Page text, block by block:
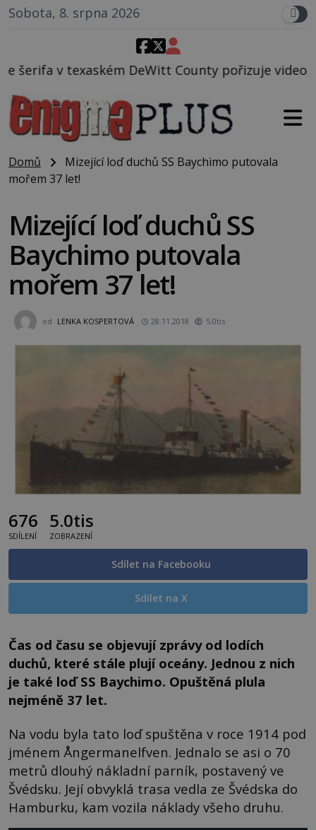
Sobota, 8. srpna 2026
County pořizuje video, na kterém před
Domů
Mizející loď duchů SS Baychimo putovala
mořem 37 let!
Mizející loď duchů SS
Baychimo putovala
mořem 37 let!
od LENKA KOSPERTOVÁ 28.11.2018 5.0tis
676
SDÍLENÍ
5.0tis
ZOBRAZENÍ
Sdílet na Facebooku
Sdílet na X
Čas od času se objevují zprávy od lodích
duchů, které stále plují oceány. Jednou z nich
je také loď SS Baychimo. Opuštěná plula
nejméně 37 let.
Na vodu byla tato loď spuštěna v roce 1914 pod
jménem Ångermanelfven. Jednalo se asi o 70
metrů dlouhý nákladní parník, postavený ve
Švédsku. Její obvyklá trasa vedla ze Švédska do
Hamburku, kam vozila náklady všeho druhu.